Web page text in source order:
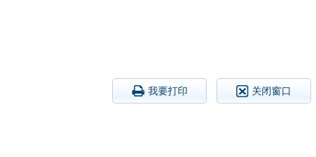
我要打印 关闭窗口